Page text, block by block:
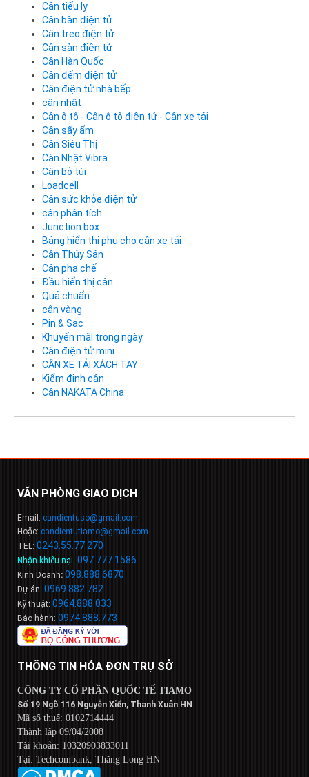
Cân tiểu ly
Cân bàn điện tử
Cân treo điện tử
Cân sàn điện tử
Cân Hàn Quốc
Cân đếm điện tử
Cân điện tử nhà bếp
cân nhật
Cân ô tô - Cân ô tô điện tử - Cân xe tải
Cân sấy ẩm
Cân Siêu Thị
Cân Nhật Vibra
Cân bỏ túi
Loadcell
Cân sức khỏe điện tử
cân phân tích
Junction box
Bảng hiển thị phụ cho cân xe tải
Cân Thủy Sản
Cân pha chế
Đầu hiển thị cân
Quả chuẩn
cân vàng
Pin & Sac
Khuyến mãi trong ngày
Cân điện tử mini
CÂN XE TẢI XÁCH TAY
Kiểm định cân
Cân NAKATA China
VĂN PHÒNG GIAO DỊCH
Email: candientuso@gmail.com
Hoặc: candientutiamo@gmail.com
TEL: 0243.55.77.270
Nhận khiếu nại 097.777.1586
Kinh Doanh: 098.888.6870
Dự án: 0969.882.782
Kỹ thuật: 0964.888.033
Bảo hành: 0974.888.773
THÔNG TIN HÓA ĐƠN TRỤ SỞ
CÔNG TY CỔ PHẦN QUỐC TẾ TIAMO
Số 19 Ngõ 116 Nguyễn Xiển, Thanh Xuân HN
Mã số thuế: 0102714444
Thành lập 09/04/2008
Tài khoản: 10320903833011
Tại: Techcombank, Thăng Long HN